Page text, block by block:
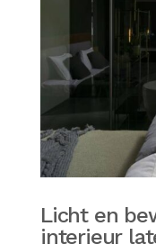
Licht en
interieur